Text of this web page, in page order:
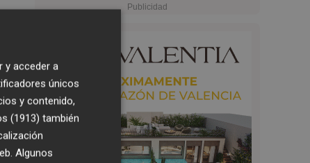
y acceder a
únicos
y contenido,
(1913) también
Algunos